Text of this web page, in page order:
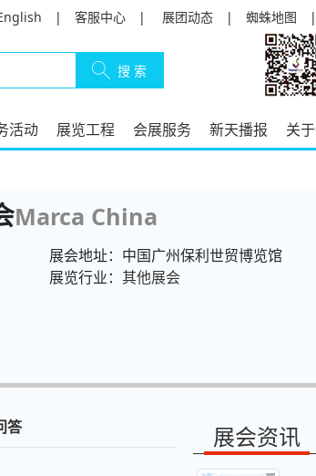
| 客服中心 | 展团动态 | 蜘蛛地图
活动 展览工程 会展服务 新天播报 关
Marca China
展会地址：中国广州保利世贸博览馆
展览行业： 其他展会
答 展会资讯